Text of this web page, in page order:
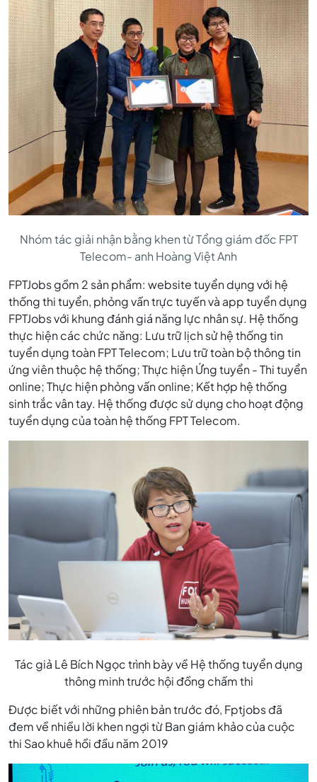
SỐ
IKHIẾN,
FPT
TELECOM
GHI
ĐIỂM
BỞI
HỆ
THỐNG
DỤNG
THÔNG
MINH
FPTJOBS
Nhóm tác giải nhận bằng khen từ Tổng giám đốc FPT
Telecom- anh Hoàng Việt Anh
FPTJobs gồm 2 sản phẩm: website tuyển dụng với hệ
thống thi tuyển, phỏng vấn trực tuyến và app tuyển dụng
FPTJobs với khung đánh giá năng lực nhân sự. Hệ thống
thực hiện các chức năng: Lưu trữ lịch sử hệ thống tin
tuyển dụng toàn FPT Telecom; Lưu trữ toàn bộ thông tin
ứng viên thuộc hệ thống; Thực hiện Ứng tuyển - Thi tuyển
online; Thực hiện phỏng vấn online; Kết hợp hệ thống
sinh trắc vân tay. Hệ thống được sử dụng cho hoạt động
tuyển dụng của toàn hệ thống FPT Telecom.
Tác giả Lê Bích Ngọc trình bày về Hệ thống tuyển dụng
thông minh trước hội đồng chấm thi
Được biết với những phiên bản trước đó, Fptjobs đã
đem về nhiều lời khen ngợi từ Ban giám khảo của cuộc
thi Sao khuê hồi đầu năm 2019